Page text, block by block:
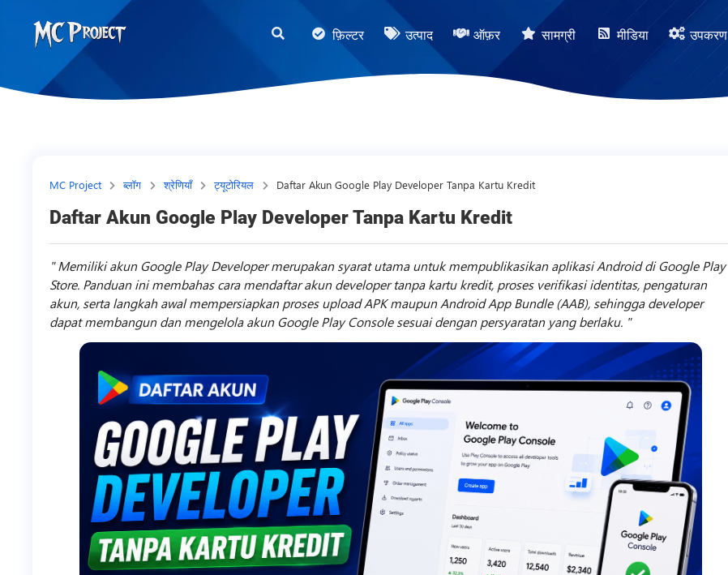
फ़िल्टर उत्पाद ऑफ़र सामग्री मीडिया उपकरण
MC Project ब्लॉग श्रेणियाँ ट्यूटोरियल Daftar Akun Google Play Developer Tanpa Kartu Kredit
Daftar Akun Google Play Developer Tanpa Kartu Kredit
Memiliki akun Google Play Developer merupakan syarat utama untuk mempublikasikan aplikasi Android di Google Play
Store. Panduan ini membahas cara mendaftar akun developer tanpa kartu kredit, proses verifikasi identitas, pengaturan
akun, serta langkah awal mempersiapkan proses upload APK maupun Android App Bundle (AAB), sehingga developer
dapat membangun dan mengelola akun Google Play Console sesuai dengan persyaratan yang berlaku.
Project
Store